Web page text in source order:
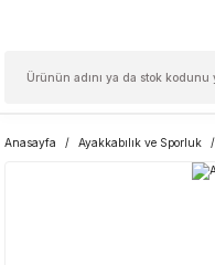
Anasayfa Ayakkabılık ve Sporluk